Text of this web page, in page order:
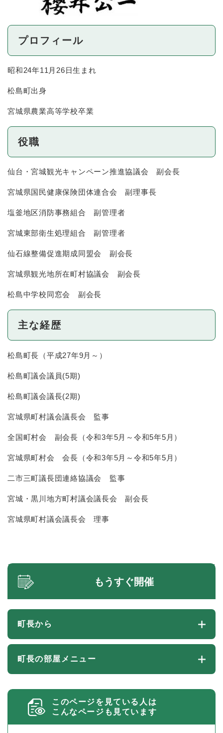
プロフィール
昭和24年11月26日生まれ
松島町出身
宮城県農業高等学校卒業
役職
仙台・宮城観光キャンペーン推進協議会 副会長
宮城県国民健康保険団体連合会 副理事長
塩釜地区消防事務組合 副管理者
宮城東部衛生処理組合 副管理者
仙石線整備促進期成同盟会 副会長
宮城県観光地所在町村協議会 副会長
松島中学校同窓会 副会長
主な経歴
松島町長（平成27年9月～）
松島町議会議員(5期)
松島町議会議長(2期)
宮城県町村議会議長会 監事
全国町村会 副会長（令和3年5月～令和5年5月）
宮城県町村会 会長 （令和3年5月～令和5年5月）
二市三町議長団連絡協議会 監事
宮城・黒川地方町村議会議長会 副会長
宮城県町村議会議長会 理事
もうすぐ開催
町長から
町長の部屋メニュー
このページを見ている人は
こんなページも見ています